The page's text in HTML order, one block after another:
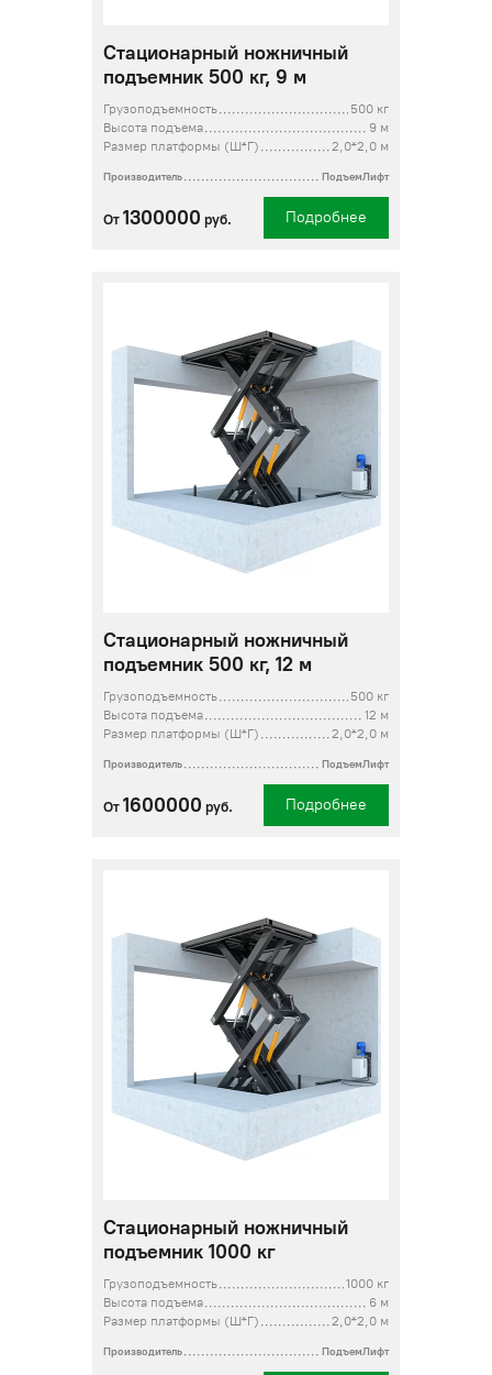
Стационарный ножничный
подъемник 500 кг, 9 м
Грузоподъемность
500 кг
Высота подъема
9 м
Размер платформы (Ш*Г)
2,0*2,0 м
Производитель ПодъемЛифт
От 1300000 руб. Подробнее
Стационарный ножничный
подъемник 500 кг, 12 м
Грузоподъемность
500 кг
Высота подъема
12 м
Размер платформы (Ш*Г)
2,0*2,0 м
Производитель ПодъемЛифт
От 1600000 руб. Подробнее
Стационарный ножничный
подъемник 1000 кг
Грузоподъемность
1000 кг
Высота подъема
6 м
Размер платформы (Ш*Г)
2,0*2,0 м
Производитель ПодъемЛифт